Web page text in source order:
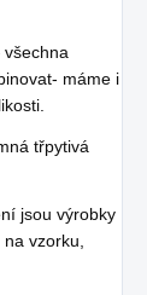
všechna
máme i
třpytivá
jsou výrobky
vzorku,